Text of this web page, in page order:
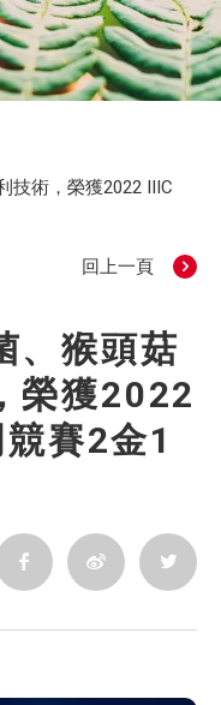
技術，榮獲2022 IIIC
回上一頁
、猴頭菇
榮獲2022
賽2金1